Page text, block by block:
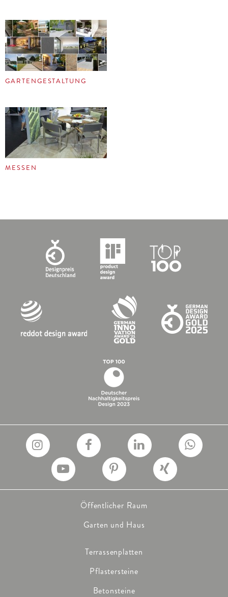
GARTENGESTALTUNG
MESSEN
Öffentlicher Raum
Garten und Haus
Terrassenplatten
Pflastersteine
Betonsteine